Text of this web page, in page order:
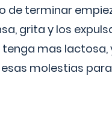
de terminar
grita y los
mas
molestias